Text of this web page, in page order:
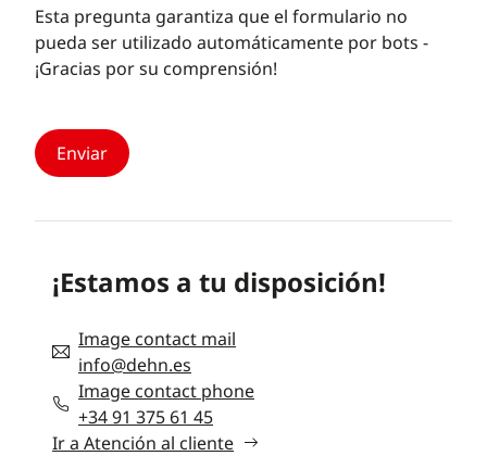
Esta pregunta garantiza que el formulario no
pueda ser utilizado automáticamente por bots -
¡Gracias por su comprensión!
¡Estamos a tu disposición!
Image contact mail
info@dehn.es
Image contact phone
+34 91 375 61 45
Ir a Atención al cliente